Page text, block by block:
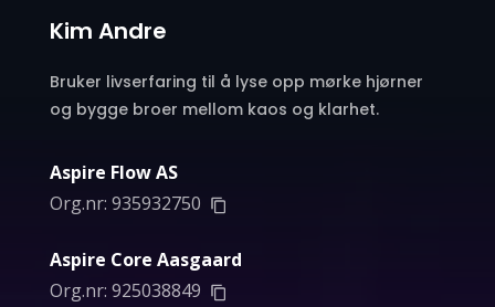
Kim Andre
Bruker livserfaring til å lyse opp mørke hjørner
og bygge broer mellom kaos og klarhet.
Aspire Flow AS
Org.nr: 935932750
Aspire Core Aasgaard
Org.nr: 925038849